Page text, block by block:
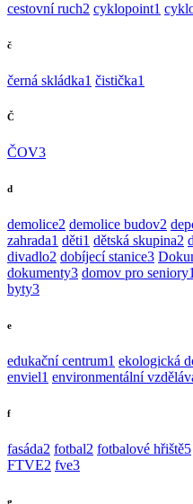
cestovní ruch2 cyklopoint1
č
černá skládka1 čistička1
Č
ČOV3
d
demolice2 demolice budov2
zahrada1 děti1 dětská skupina2
divadlo2 dobíjecí stanice3
dokumenty3 domov pro seniory1
byty3
e
edukační centrum1 ekologická
enviel1 environmentální
f
fasáda2 fotbal2 fotbalové hřiště5
FTVE2 fve3
g